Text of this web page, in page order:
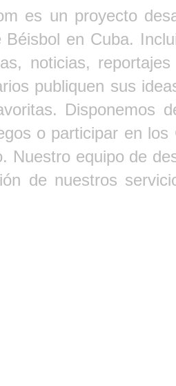
es un proyecto
Béisbol en Cuba.
noticias,
publiquen sus
Disponemos
o participar en
Nuestro equipo de
de nuestros